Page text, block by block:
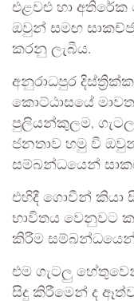
එළවළු හා
ඔවුන් සමඟ
කරනු ලැබීය.
අනුරාධපුර
කොට්ඨාසයේ
පුලියන්කුලම,
ජනතාව හමු වී
සම්බන්ධයෙන්
එහිදී ගොවීන් කියා
භාවිතය වෙනුවට
කිරීම සම්බන්ධයෙන්
එම ගැටලු
සිදු කිරීමෙන් ද